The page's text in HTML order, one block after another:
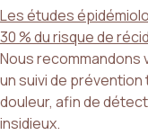
Les études
30 % du risque de
Nous recommandons
un suivi de prévention
douleur, afin de
insidieux.